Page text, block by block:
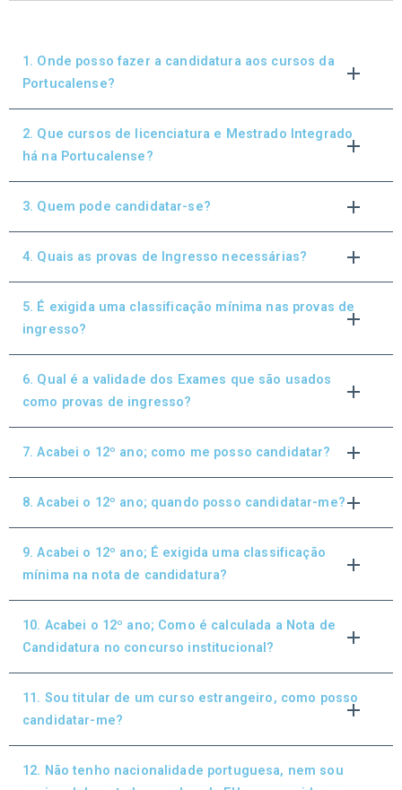
1. Onde posso fazer a candidatura aos cursos da
Portucalense?
2. Que cursos de licenciatura e Mestrado Integrado
há na Portucalense?
3. Quem pode candidatar-se?
4. Quais as provas de Ingresso necessárias?
5. É exigida uma classificação mínima nas provas de
ingresso?
6. Qual é a validade dos Exames que são usados
como provas de ingresso?
7. Acabei o 12º ano; como me posso candidatar?
8. Acabei o 12º ano; quando posso candidatar-me?
9. Acabei o 12º ano; É exigida uma classificação
mínima na nota de candidatura?
10. Acabei o 12º ano; Como é calculada a Nota de
Candidatura no concurso institucional?
11. Sou titular de um curso estrangeiro, como posso
candidatar-me?
12. Não tenho nacionalidade portuguesa, nem sou